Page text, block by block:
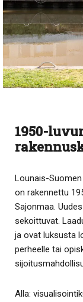
1950-
Lounais-
on rakennettu
Sajonmaa.
sekoittuvat.
ja ovat luksusta
perheelle tai
Alla: